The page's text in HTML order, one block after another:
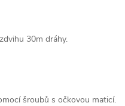
30m dráhy.
šroubů s očkovou maticí.